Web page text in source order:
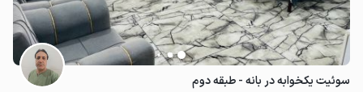
سوئیت یکخوابه در بانه - طبقه دوم